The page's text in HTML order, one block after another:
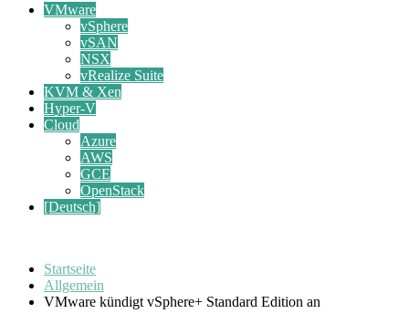
VMware
vSphere
vSAN
NSX
vRealize Suite
KVM & Xen
Hyper-V
Cloud
Azure
AWS
GCE
OpenStack
[Deutsch]
Startseite
Allgemein
VMware kündigt vSphere+ Standard Edition an